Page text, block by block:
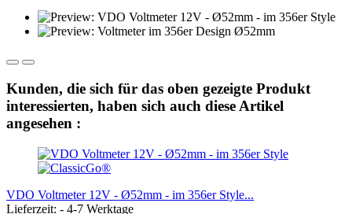
Kunden, die sich für das oben gezeigte Produkt
interessierten, haben sich auch diese Artikel
angesehen :
VDO Voltmeter 12V - Ø52mm - im 356er Style...
Lieferzeit: - 4-7 Werktage